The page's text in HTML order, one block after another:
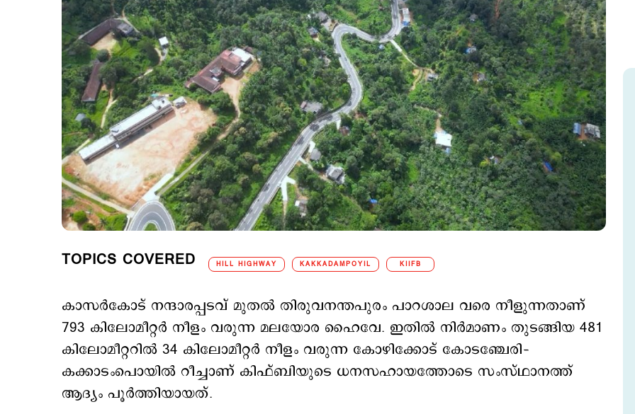
TOPICS COVERED HILL HIGHWAY KAKKADAMPOYIL KIIFB
കാസര്‍കോട് നന്ദാരപ്പടവ് മുതല്‍ തിരുവനന്തപുരം പാറശാല വരെ നീളുന്നതാണ്
793 കിലോമീറ്റര്‍ നീളം വരുന്ന മലയോര ഹൈവേ. ഇതില്‍ നിര്‍മാണം തുടങ്ങിയ 481
കിലോമീറ്ററില്‍ 34 കിലോമീറ്റര്‍ നീളം വരുന്ന കോഴിക്കോട് കോടഞ്ചേരി–
കക്കാടംപൊയില്‍ റീച്ചാണ് കിഫ്ബിയുടെ ധനസഹായത്തോടെ സംസ്ഥാനത്ത്
ആദ്യം പൂര്‍ത്തിയായത്.